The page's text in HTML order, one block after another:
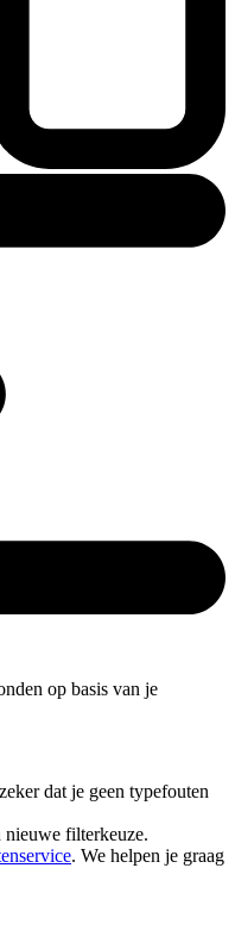
op basis van je
dat je geen typefouten
nieuwe filterkeuze.
. We helpen je graag